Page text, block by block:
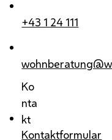
+43 1 24 111
Ko
nta
kt
Kontaktformular